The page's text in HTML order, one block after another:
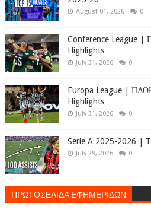
August 01, 2026 0
Conference League |
Highlights
July 31, 2026 0
Europa League |
Highlights
July 31, 2026 0
Serie A 2025-2026 |
July 29, 2026 0
ΠΡΩΤΟΣΕΛΙΔΑ ΕΦΗΜΕΡΙΔΩΝ